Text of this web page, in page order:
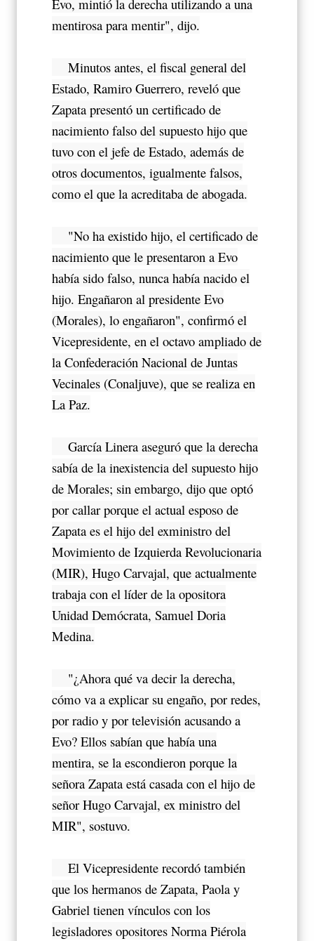
Evo, mintió la derecha utilizando a una
mentirosa para mentir", dijo.
Minutos antes, el fiscal general del
Estado, Ramiro Guerrero, reveló que
Zapata presentó un certificado de
nacimiento falso del supuesto hijo que
tuvo con el jefe de Estado, además de
otros documentos, igualmente falsos,
como el que la acreditaba de abogada.
"No ha existido hijo, el certificado de
nacimiento que le presentaron a Evo
había sido falso, nunca había nacido el
hijo. Engañaron al presidente Evo
(Morales), lo engañaron", confirmó el
Vicepresidente, en el octavo ampliado de
la Confederación Nacional de Juntas
Vecinales (Conaljuve), que se realiza en
La Paz.
García Linera aseguró que la derecha
sabía de la inexistencia del supuesto hijo
de Morales; sin embargo, dijo que optó
por callar porque el actual esposo de
Zapata es el hijo del exministro del
Movimiento de Izquierda Revolucionaria
(MIR), Hugo Carvajal, que actualmente
trabaja con el líder de la opositora
Unidad Demócrata, Samuel Doria
Medina.
"¿Ahora qué va decir la derecha,
cómo va a explicar su engaño, por redes,
por radio y por televisión acusando a
Evo? Ellos sabían que había una
mentira, se la escondieron porque la
señora Zapata está casada con el hijo de
señor Hugo Carvajal, ex ministro del
MIR", sostuvo.
El Vicepresidente recordó también
que los hermanos de Zapata, Paola y
Gabriel tienen vínculos con los
legisladores opositores Norma Piérola